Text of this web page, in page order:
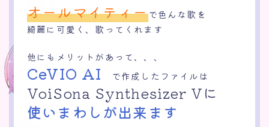
オールマイティーで色んな歌を
綺麗に可愛く、歌ってくれます
他にもメリットがあって、、、
CeVIO AI で作成したファイルは
VoiSona Synthesizer Vに
使いまわしが出来ます